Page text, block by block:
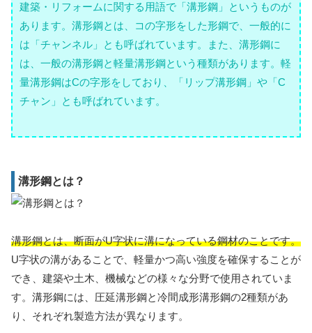
建築・リフォームに関する用語で「溝形鋼」というものが
あります。溝形鋼とは、コの字形をした形鋼で、一般的に
は「チャンネル」とも呼ばれています。また、溝形鋼に
は、一般の溝形鋼と軽量溝形鋼という種類があります。軽
量溝形鋼はCの字形をしており、「リップ溝形鋼」や「C
チャン」とも呼ばれています。
溝形鋼とは？
溝形鋼とは、断面がU字状に溝になっている鋼材のことです。
U字状の溝があることで、軽量かつ高い強度を確保することが
でき、建築や土木、機械などの様々な分野で使用されていま
す。溝形鋼には、圧延溝形鋼と冷間成形溝形鋼の2種類があ
り、それぞれ製造方法が異なります。